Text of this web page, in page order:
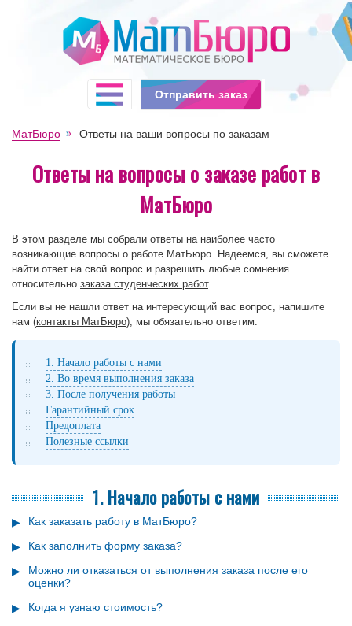
МатБюро Ответы на ваши вопросы по заказам
Ответы на вопросы о заказе работ в
МатБюро
В этом разделе мы собрали ответы на наиболее часто
возникающие вопросы о работе МатБюро. Надеемся, вы сможете
найти ответ на свой вопрос и разрешить любые сомнения
относительно заказа студенческих работ.
Если вы не нашли ответ на интересующий вас вопрос, напишите
нам (контакты МатБюро), мы обязательно ответим.
1. Начало работы с нами
2. Во время выполнения заказа
3. После получения работы
Гарантийный срок
Предоплата
Полезные ссылки
1. Начало работы с нами
Как заказать работу в МатБюро?
Как заполнить форму заказа?
Можно ли отказаться от выполнения заказа после его
оценки?
Когда я узнаю стоимость?
Отправить заказ